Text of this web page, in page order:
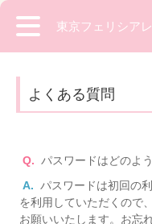
東京フェリシア
よくある質問
Q. パスワードはどのよ
A. パスワードは初回の
を利用していただくので
お願いいたします。お忘